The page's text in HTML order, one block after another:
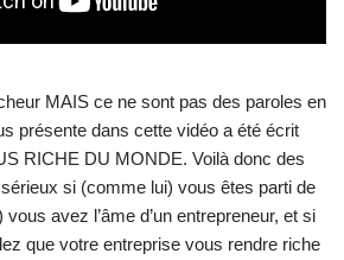
MAIS ce ne sont pas des paroles en
présente dans cette vidéo a été écrit
RICHE DU MONDE. Voilà donc des
si (comme lui) vous êtes parti de
avez l’âme d’un entrepreneur, et si
que votre entreprise vous rendre riche